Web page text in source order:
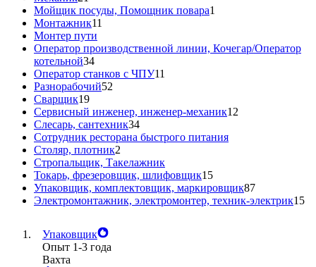
Мойщик посуды, Помощник повара1
Монтажник11
Монтер пути
Оператор производственной линии, Кочегар/Оператор
котельной34
Оператор станков с ЧПУ11
Разнорабочий52
Сварщик19
Сервисный инженер, инженер-механик12
Слесарь, сантехник34
Сотрудник ресторана быстрого питания
Столяр, плотник2
Стропальщик, Такелажник
Токарь, фрезеровщик, шлифовщик15
Упаковщик, комплектовщик, маркировщик87
Электромонтажник, электромонтер, техник-электрик15
Упаковщик
Опыт 1-3 года
Вахта